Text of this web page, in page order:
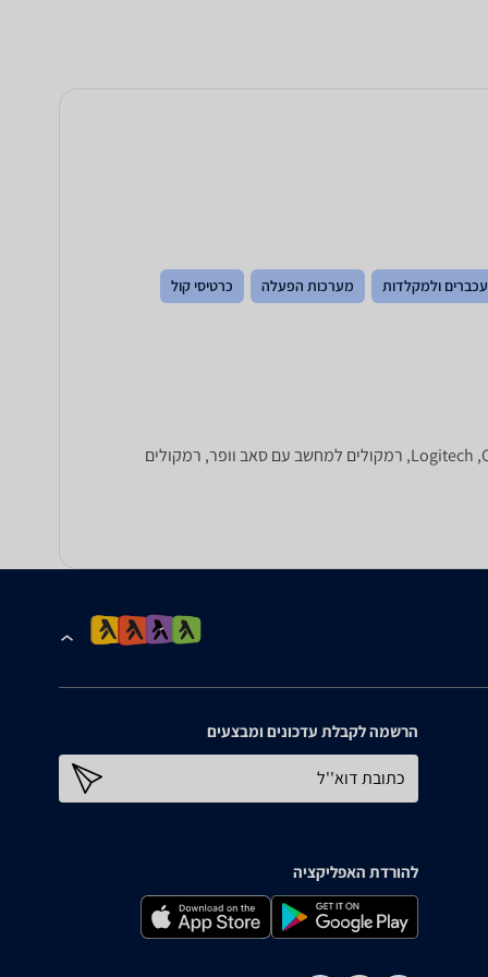
ולמקלדות מערכות הפעלה כרטיסי קול
רמוקלים חדשים למחשב יכולים לשפר את חויית המשחק שלכם. השוו מחירים לרמקולים מבית Logitech ,Creative ,Altech Lansing ,JBL ,Genius, רמקולים למחשב עם סאב וופר, רמקולים
הרשמה לקבלת עדכונים ומבצעים
כתובת דוא''ל
להורדת האפליקציה